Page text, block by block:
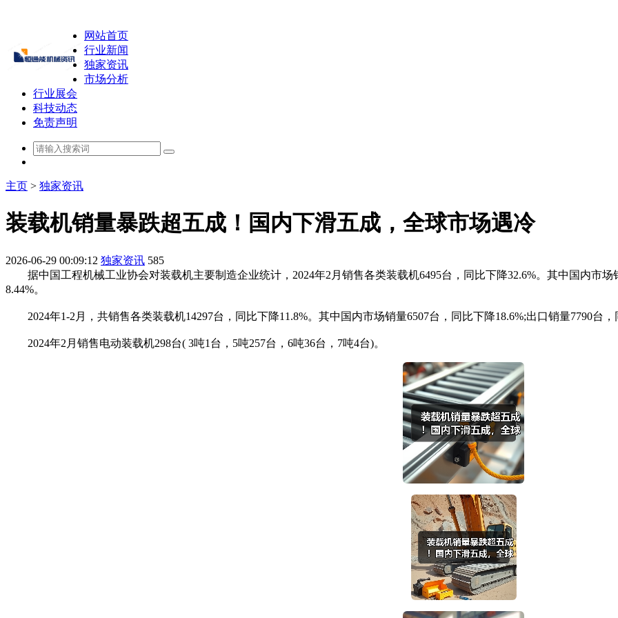
网站首页
行业新闻
独家资讯
市场分析
行业展会
科技动态
免责声明
主页 > 独家资讯
装载机销量暴跌超五成！国内下滑五成，全球市场遇冷
2026-06-29 00:09:12 独家资讯 585
据中国工程机械工业协会对装载机主要制造企业统计，2024年2月销售各类装载机6495台，同比下降32.6%。其中国内市场
8.44%。
2024年1-2月，共销售各类装载机14297台，同比下降11.8%。其中国内市场销量6507台，同比下降18.6%;出口销量7790台，
2024年2月销售电动装载机298台( 3吨1台，5吨257台，6吨36台，7吨4台)。